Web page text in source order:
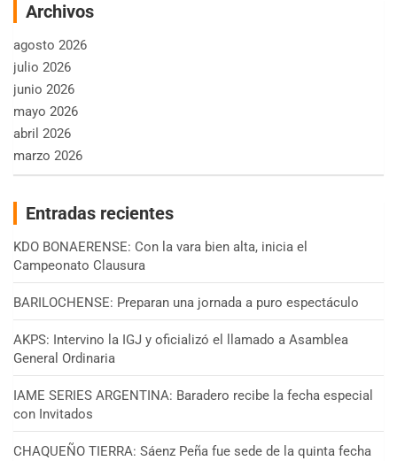
Archivos
agosto 2026
julio 2026
junio 2026
mayo 2026
abril 2026
marzo 2026
Entradas recientes
KDO BONAERENSE: Con la vara bien alta, inicia el
Campeonato Clausura
BARILOCHENSE: Preparan una jornada a puro espectáculo
AKPS: Intervino la IGJ y oficializó el llamado a Asamblea
General Ordinaria
IAME SERIES ARGENTINA: Baradero recibe la fecha especial
con Invitados
CHAQUEÑO TIERRA: Sáenz Peña fue sede de la quinta fecha